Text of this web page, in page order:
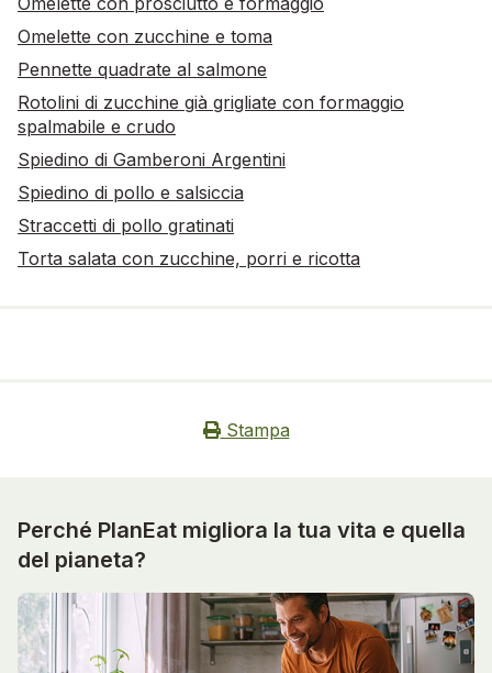
Omelette con zucchine e toma
Pennette quadrate al salmone
Rotolini di zucchine già grigliate con formaggio
spalmabile e crudo
Spiedino di Gamberoni Argentini
Spiedino di pollo e salsiccia
Straccetti di pollo gratinati
Torta salata con zucchine, porri e ricotta
Stampa
Perché PlanEat migliora la tua vita e quella
del pianeta?